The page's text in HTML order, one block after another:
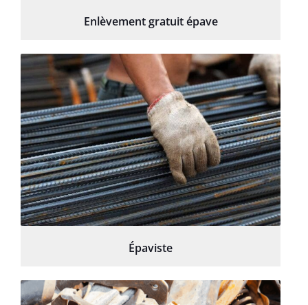
Enlèvement gratuit épave
Épaviste